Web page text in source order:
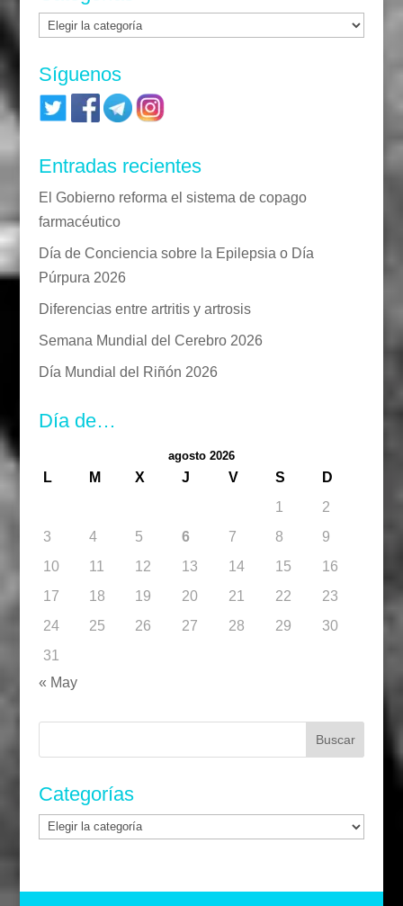
Categorías
Síguenos
Entradas recientes
El Gobierno reforma el sistema de copago
farmacéutico
Día de Conciencia sobre la Epilepsia o Día
Púrpura 2026
Diferencias entre artritis y artrosis
Semana Mundial del Cerebro 2026
Día Mundial del Riñón 2026
Día de…
agosto 2026
L M X J V S
D
1
2
3
4 5 6 7 8
9
10
11 12 13 14 15
16
17
18 19 20 21 22
23
24
25 26 27 28 29
30
31
« May
Categorías
Categorías